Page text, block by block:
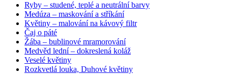
Ryby – studené, teplé a neutrální barvy
Medúza – maskování a stříkání
Květiny – malování na kávový filtr
Čaj o páté
Žába – bublinové mramorování
Medvěd lední – dokreslená koláž
Veselé květiny
Rozkvetlá louka, Duhové květiny